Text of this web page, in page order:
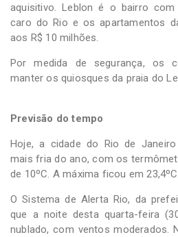
aquisitivo. Leblon é o bairro
caro do Rio e os apartamentos
aos R$ 10 milhões.
Por medida de segurança, os
manter os quiosques da praia do
Previsão do tempo
Hoje, a cidade do Rio de
mais fria do ano, com os
de 10ºC. A máxima ficou em 23,4ºC.
O Sistema de Alerta Rio, da
que a noite desta quarta-feira
nublado, com ventos moderados.